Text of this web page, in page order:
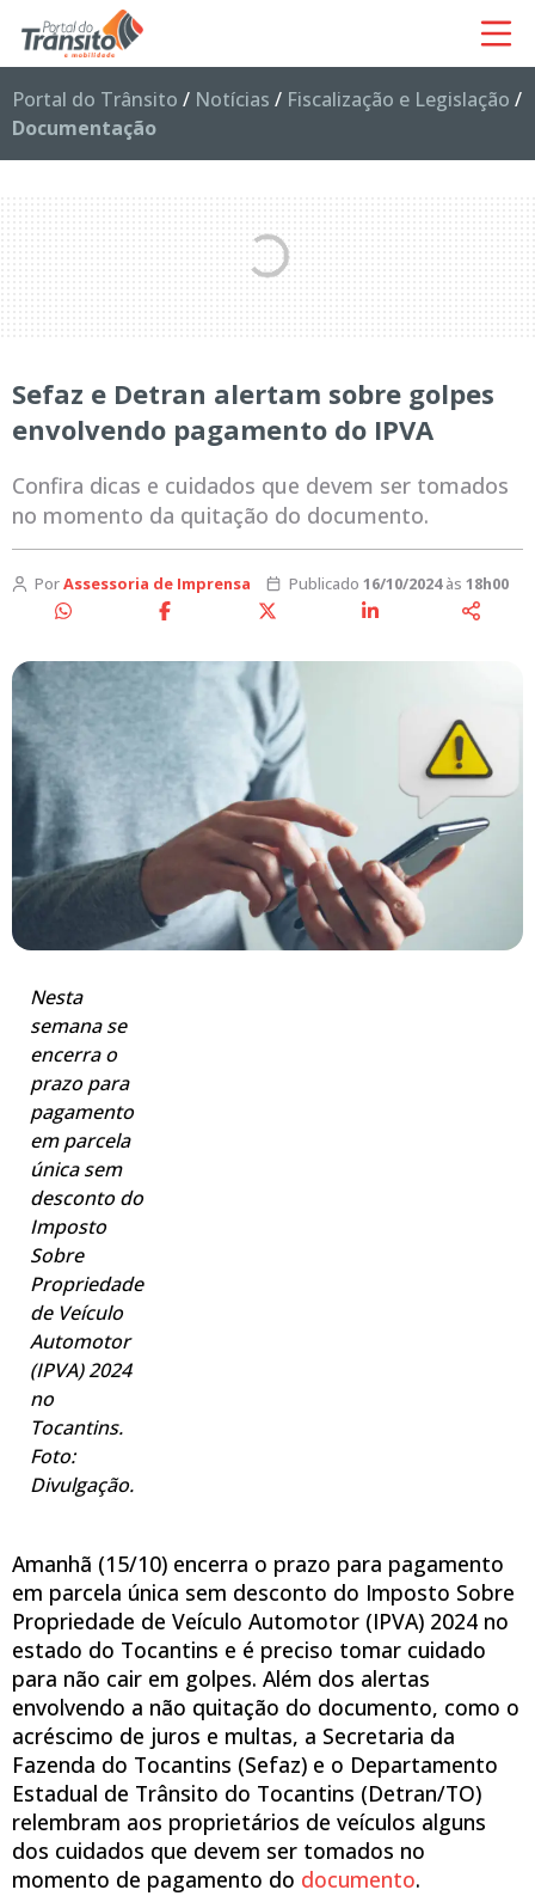
Portal do Trânsito / Notícias / Fiscalização e Legislação /
Documentação
Sefaz e Detran alertam sobre golpes
envolvendo pagamento do IPVA
Confira dicas e cuidados que devem ser tomados
no momento da quitação do documento.
PorAssessoria de Imprensa Publicado 16/10/2024às 18h00
Nesta
semana se
encerra o
prazo para
pagamento
em parcela
única sem
desconto do
Imposto
Sobre
Propriedade
de Veículo
Automotor
(IPVA) 2024
no
Tocantins.
Foto:
Divulgação.
Amanhã (15/10) encerra o prazo para pagamento
em parcela única sem desconto do Imposto Sobre
Propriedade de Veículo Automotor (IPVA) 2024 no
estado do Tocantins e é preciso tomar cuidado
para não cair em golpes. Além dos alertas
envolvendo a não quitação do documento, como o
acréscimo de juros e multas, a Secretaria da
Fazenda do Tocantins (Sefaz) e o Departamento
Estadual de Trânsito do Tocantins (Detran/TO)
relembram aos proprietários de veículos alguns
dos cuidados que devem ser tomados no
momento de pagamento do documento.